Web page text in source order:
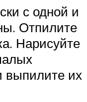
с одной и
Отпилите
Нарисуйте
выпилите их